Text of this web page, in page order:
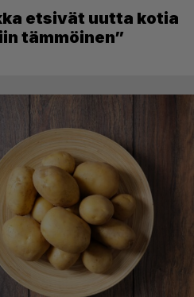
etsivät uutta kotia
tämmöinen”